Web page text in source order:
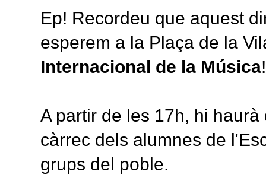
Ep! Recordeu que aquest
esperem a la Plaça de la
Internacional de la Música!
A partir de les 17h, hi
càrrec dels alumnes de
grups del poble.